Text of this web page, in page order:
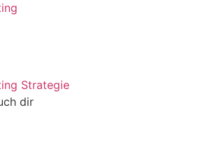
Strategie
dir